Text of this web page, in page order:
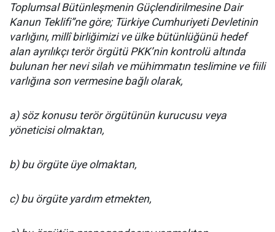
Toplumsal Bütünleşmenin Güçlendirilmesine Dair
Kanun Teklifi”ne göre; Türkiye Cumhuriyeti Devletinin
varlığını, millî birliğimizi ve ülke bütünlüğünü hedef
alan ayrılıkçı terör örgütü PKK’nin kontrolü altında
bulunan her nevi silah ve mühimmatın teslimine ve fiili
varlığına son vermesine bağlı olarak,
a) söz konusu terör örgütünün kurucusu veya
yöneticisi olmaktan,
b) bu örgüte üye olmaktan,
c) bu örgüte yardım etmekten,